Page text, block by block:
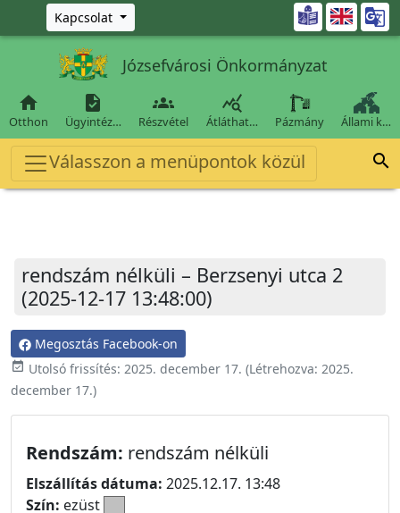
Ugrás a fő tartalomra
Kapcsolat 
Józsefvárosi Önkormányzat

Otthon

Ügyintéz…

Részvétel

Átláthat… Pázmány Állami k…
Válasszon a menüpontok közül 
rendszám nélküli – Berzsenyi utca 2
(2025-12-17 13:48:00)
Megosztás Facebook-on
event_available Utolsó frissítés: 2025. december 17. (Létrehozva: 2025.
december 17.)
Rendszám: rendszám nélküli
Elszállítás dátuma: 2025.12.17. 13:48
Szín: ezüst